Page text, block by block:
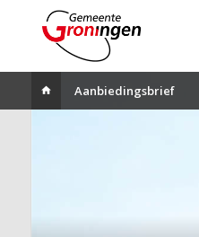
Aanbiedingsbrief